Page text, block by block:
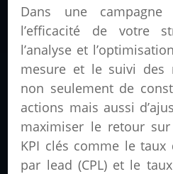
Dans une
l’efficacité de votre
l’analyse et
mesure et le suivi des
non seulement de
actions mais aussi
maximiser le retour sur
KPI clés comme le taux
par lead (CPL) et le